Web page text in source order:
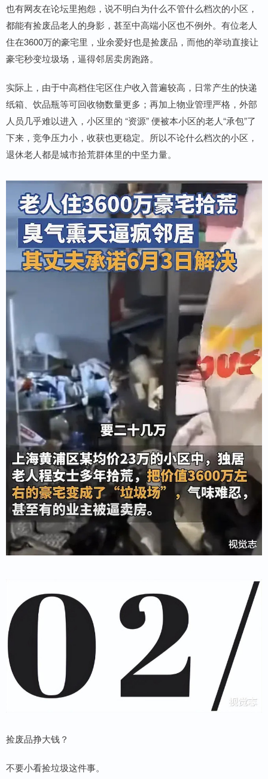
也有网友在论坛里抱怨，说不明白为什么不管什么档次的小区，
都能有捡废品老人的身影，甚至中高端小区也不例外。有位老人
住在3600万的豪宅里，业余爱好也是捡废品，而他的举动直接让
豪宅秒变垃圾场，逼得邻居卖房跑路。
实际上，由于中高档住宅区住户收入普遍较高，日常产生的快递
纸箱、饮品瓶等可回收物数量更多；再加上物业管理严格，外部
人员几乎难以进入，小区里的 “资源” 便被本小区的老人“承包”了
下来，竞争压力小，收获也更稳定。所以不论什么档次的小区，
退休老人都是城市拾荒群体里的中坚力量。
捡废品挣大钱？
不要小看捡垃圾这件事。